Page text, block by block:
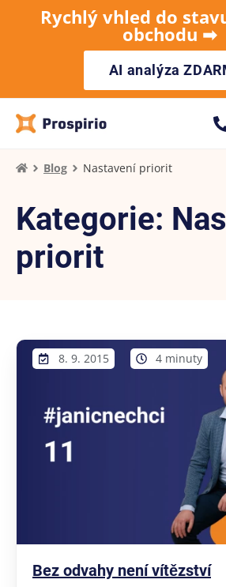
Rychlý vhled do
obchodu ➡︎
AI analýza
Blog Nastavení priorit
Kategorie:
priorit
8. 9. 2015 4 minuty
Bez odvahy není vítězství